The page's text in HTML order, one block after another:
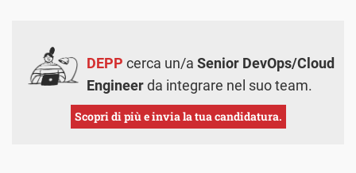
DEPP cerca un/a Senior DevOps/Cloud
Engineerda integrare nel suo team.
Scopri di più e invia la tua candidatura.